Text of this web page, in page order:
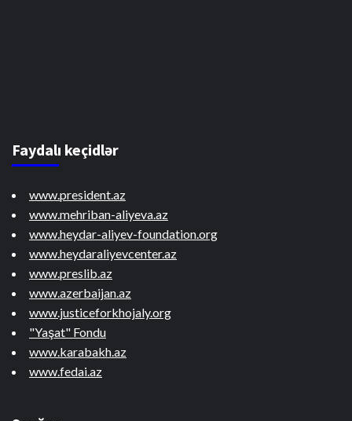
Faydalı keçidlər
www.president.az
www.mehriban-aliyeva.az
www.heydar-aliyev-foundation.org
www.heydaraliyevcenter.az
www.preslib.az
www.azerbaijan.az
www.justiceforkhojaly.org
"Yaşat" Fondu
www.karabakh.az
www.fedai.az